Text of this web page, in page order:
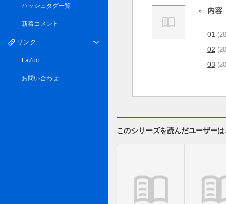
ハッシュタグ一覧
新着コメント
リンク
LaZoo
お問い合わせ
内容
01
02
03
このシリーズを読んだユーザー